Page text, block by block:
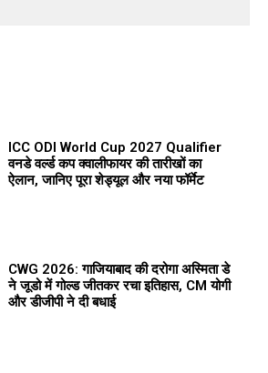
ICC ODI World Cup 2027 Qualifier
वनडे वर्ल्ड कप क्वालीफायर की तारीखों का
ऐलान, जानिए पूरा शेड्यूल और नया फॉर्मेट
CWG 2026: गाजियाबाद की दरोगा अस्मिता डे
ने जूडो में गोल्ड जीतकर रचा इतिहास, CM योगी
और डीजीपी ने दी बधाई